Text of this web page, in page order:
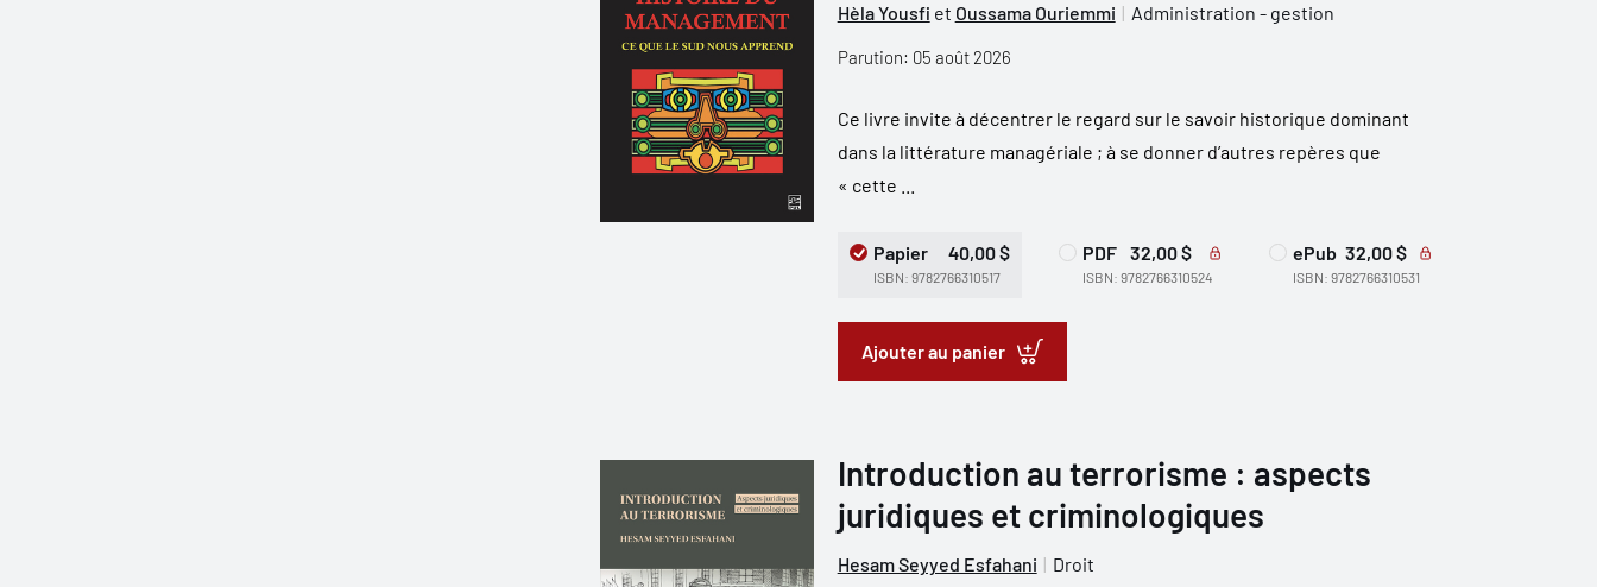
Hèla Yousfi et Oussama Ouriemmi Administration - gestion
Parution: 05 août 2026
Ce livre invite à décentrer le regard sur le savoir historique dominant
dans la littérature managériale ; à se donner d’autres repères que
« cette ...
Papier 40,00 $
ISBN: 9782766310517
PDF 32,00 $
ISBN: 9782766310524
ePub 32,00 $
ISBN: 9782766310531
Ajouter au panier
Introduction au terrorisme : aspects
juridiques et criminologiques
Hesam Seyyed Esfahani Droit